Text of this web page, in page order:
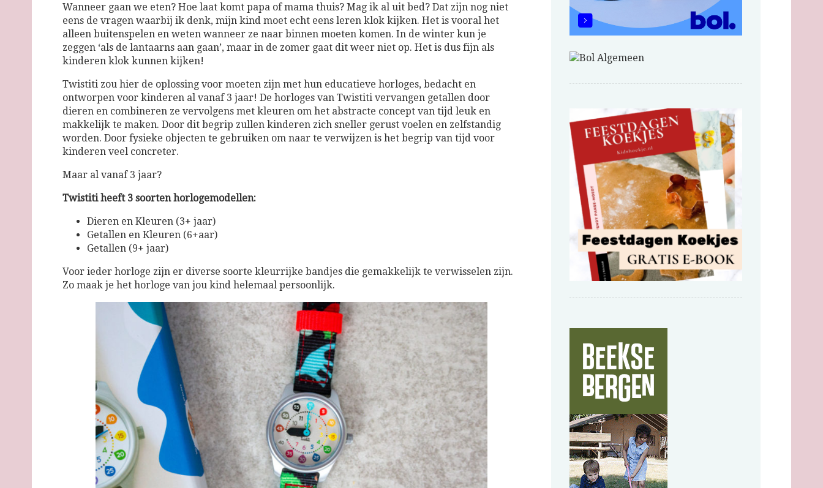
Wanneer gaan we eten? Hoe laat komt papa of mama thuis? Mag ik al uit bed? Dat zijn nog niet
eens de vragen waarbij ik denk, mijn kind moet echt eens leren klok kijken. Het is vooral het
alleen buitenspelen en weten wanneer ze naar binnen moeten komen. In de winter kun je
zeggen ‘als de lantaarns aan gaan’, maar in de zomer gaat dit weer niet op. Het is dus fijn als
kinderen klok kunnen kijken!
Twistiti zou hier de oplossing voor moeten zijn met hun educatieve horloges, bedacht en
ontworpen voor kinderen al vanaf 3 jaar! De horloges van Twistiti vervangen getallen door
dieren en combineren ze vervolgens met kleuren om het abstracte concept van tijd leuk en
makkelijk te maken. Door dit begrip zullen kinderen zich sneller gerust voelen en zelfstandig
worden. Door fysieke objecten te gebruiken om naar te verwijzen is het begrip van tijd voor
kinderen veel concreter.
Maar al vanaf 3 jaar?
Twistiti heeft 3 soorten horlogemodellen:
Dieren en Kleuren (3+ jaar)
Getallen en Kleuren (6+aar)
Getallen (9+ jaar)
Voor ieder horloge zijn er diverse soorte kleurrijke bandjes die gemakkelijk te verwisselen zijn.
Zo maak je het horloge van jou kind helemaal persoonlijk.